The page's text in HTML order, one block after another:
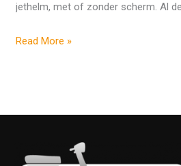
jethelm, met of zonder scherm. Al
Read More »